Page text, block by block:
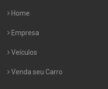
Home
Empresa
Veículos
Venda seu Carro